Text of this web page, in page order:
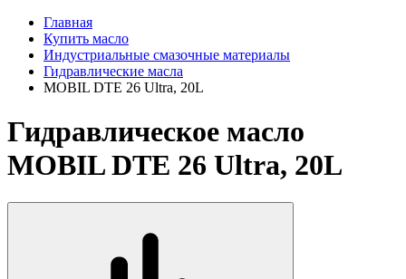
Главная
Купить масло
Индустриальные смазочные материалы
Гидравлические масла
MOBIL DTE 26 Ultra, 20L
Гидравлическое масло
MOBIL DTE 26 Ultra, 20L